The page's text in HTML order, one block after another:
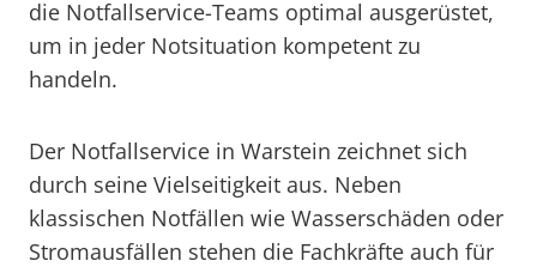
die Notfallservice-Teams optimal ausgerüstet,
um in jeder Notsituation kompetent zu
handeln.
Der Notfallservice in Warstein zeichnet sich
durch seine Vielseitigkeit aus. Neben
klassischen Notfällen wie Wasserschäden oder
Stromausfällen stehen die Fachkräfte auch für